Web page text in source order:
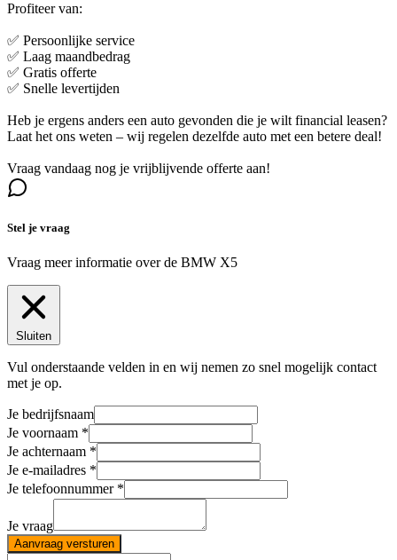
Profiteer van:
✅ Persoonlijke service
✅ Laag maandbedrag
✅ Gratis offerte
✅ Snelle levertijden
Heb je ergens anders een auto gevonden die je wilt financial leasen?
Laat het ons weten – wij regelen dezelfde auto met een betere deal!
Vraag vandaag nog je vrijblijvende offerte aan!
Stel je vraag
Vraag meer informatie over de BMW X5
Sluiten
Vul onderstaande velden in en wij nemen zo snel mogelijk contact
met je op.
Je bedrijfsnaam
Je voornaam
Je achternaam
Je e-mailadres
Je telefoonnummer
Je vraag
Aanvraag versturen